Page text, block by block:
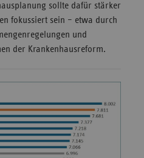
sollte dafür stärker
fokussiert sein – etwa durch
und
der Krankenhausreform.